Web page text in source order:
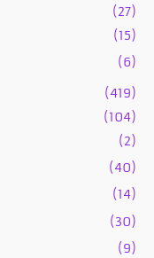
(27)
(15)
(6)
(419)
(104)
(2)
(40)
(14)
(30)
(9)